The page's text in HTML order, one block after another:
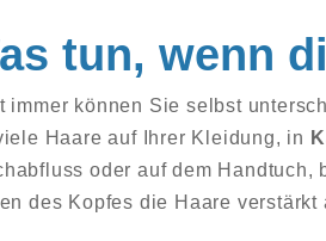
tun, wenn
immer können Sie selbst
Haare auf Ihrer Kleidung, in
oder auf dem
des Kopfes die Haare